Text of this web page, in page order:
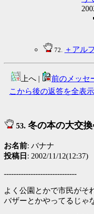
72. ＋アル
上へ | 前のメッセ
こから後の返答を全表示
53. 冬の本の大交
お名前: バナナ
投稿日 : 2002/11/12(12:37)
------------------------------
よく公園とかで市民がそ
バザーとかやってるじゃ